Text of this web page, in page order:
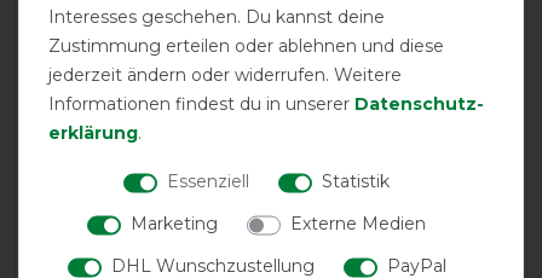
22.04.2021
Ermöglicht eine flexible Anpassung
17.11.2020
06.11.2019
Sehr gute Qualität und mit dem Produkt passt nun
Interesses geschehen. Du kannst deine
Zustimmung erteilen oder ablehnen und diese
jederzeit ändern oder widerrufen. Weitere
Informationen findest du in unserer Daten­schutz­
erklärung.
Essenziell
Statistik
Marketing
Externe Medien
DHL Wunschzustellung
PayPal